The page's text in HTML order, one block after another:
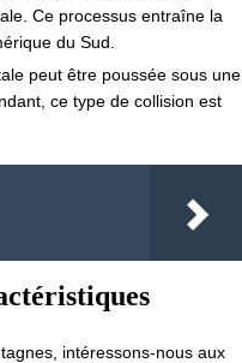
Ce processus entraîne la
du Sud.
peut être poussée sous une
ce type de collision est
intéressons-nous aux